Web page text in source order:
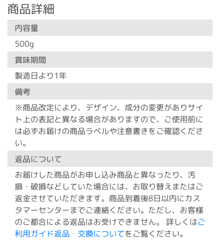
商品詳細
内容量
500g
賞味期間
製造日より1年
備考
※商品改定により、デザイン、成分の変更がありサイ
ト上の表記と異なる場合がありますので、ご使用前に
は必ずお届けの商品ラベルや注意書きをご確認くださ
い。
返品について
お届けした商品がお申し込み商品と異なったり、汚
損・破損などしていた場合には、お取り替えまたはご
返金させていただきます。商品到着後8日以内にカス
タマーセンターまでご連絡ください。ただし、お客様
のご都合による返品はお受けできません。 詳しくはご
利用ガイド返品・交換についてをご覧ください。